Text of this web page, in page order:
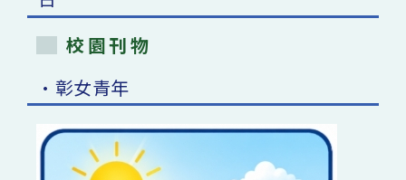
校園刊物
•彰女青年